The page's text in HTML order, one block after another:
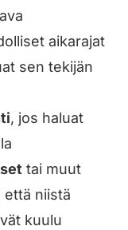
aikarajat
sen tekijän
, jos haluat
tai muut
että niistä
kuulu